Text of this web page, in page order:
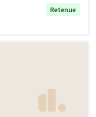
Retenue